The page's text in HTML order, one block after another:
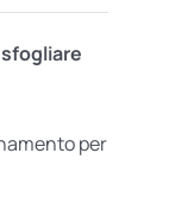
sfogliare
per